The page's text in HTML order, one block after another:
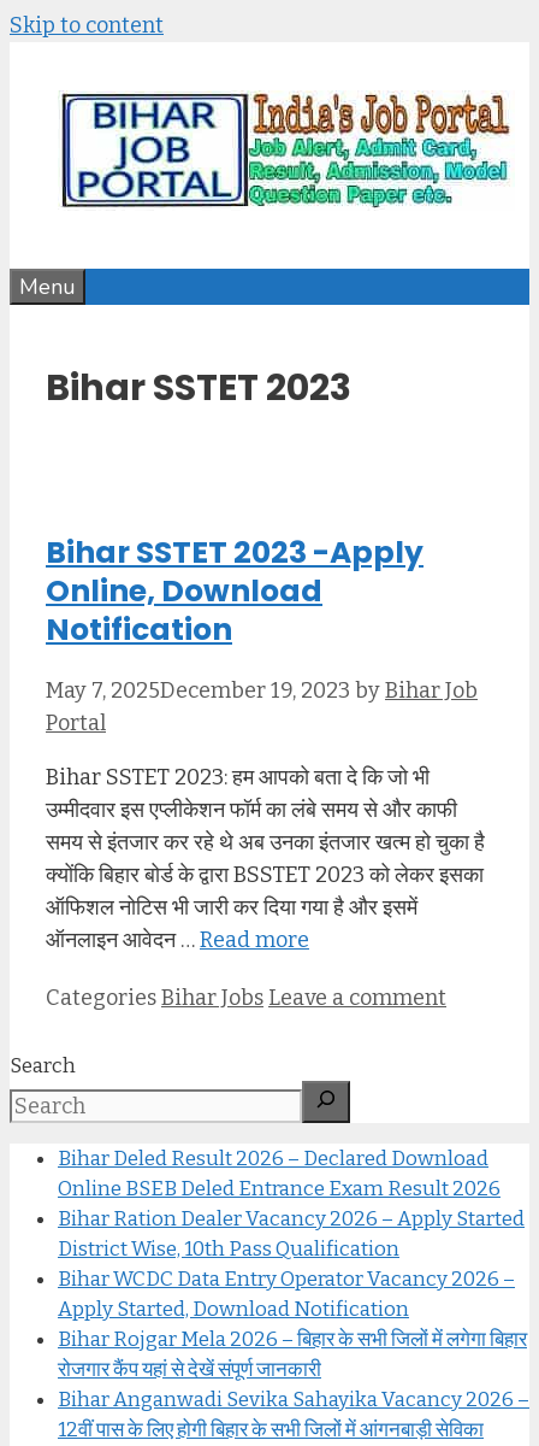
Skip to content
Menu
Bihar SSTET 2023
Bihar SSTET 2023 -Apply
Online, Download
Notification
May 7, 2025December 19, 2023 byBihar Job
Portal
Bihar SSTET 2023: हम आपको बता दे कि जो भी
उम्मीदवार इस एप्लीकेशन फॉर्म का लंबे समय से और काफी
समय से इंतजार कर रहे थे अब उनका इंतजार खत्म हो चुका है
क्योंकि बिहार बोर्ड के द्वारा BSSTET 2023 को लेकर इसका
ऑफिशल नोटिस भी जारी कर दिया गया है और इसमें
ऑनलाइन आवेदन …Read more
CategoriesBihar Jobs Leave a comment
Search
Bihar Deled Result 2026 – Declared Download
Online BSEB Deled Entrance Exam Result 2026
Bihar Ration Dealer Vacancy 2026 – Apply Started
District Wise, 10th Pass Qualification
Bihar WCDC Data Entry Operator Vacancy 2026 –
Apply Started, Download Notification
Bihar Rojgar Mela 2026 – बिहार के सभी जिलों में लगेगा बिहार
रोजगार कैंप यहां से देखें संपूर्ण जानकारी
Bihar Anganwadi Sevika Sahayika Vacancy 2026 –
12वीं पास के लिए होगी बिहार के सभी जिलों में आंगनबाड़ी सेविका